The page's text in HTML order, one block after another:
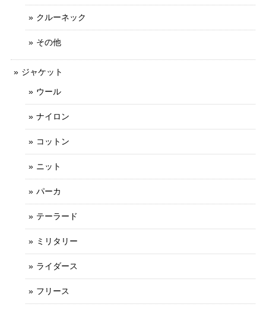
クルーネック
その他
ジャケット
ウール
ナイロン
コットン
ニット
パーカ
テーラード
ミリタリー
ライダース
フリース